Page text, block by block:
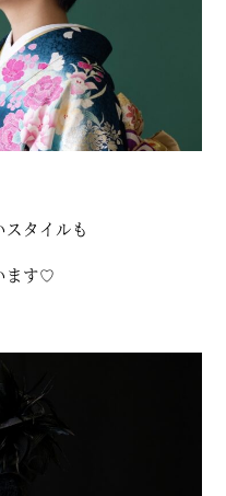
タイルも
ます♡